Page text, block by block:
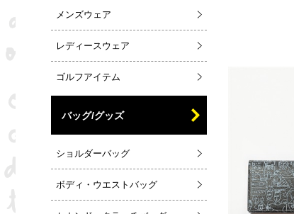
メンズウェア
レディースウェア
ゴルフアイテム
バッグ/グッズ
ショルダーバッグ
ボディ・ウエストバッグ